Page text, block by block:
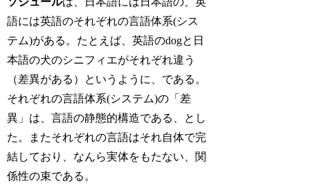
語には英語のそれぞれの言語体系(シス
テム)がある。たとえば、英語のdogと日
本語の犬のシニフィエがそれぞれ違う
（差異がある）というように、である。
それぞれの言語体系(システム)の「差
異」は、言語の静態的構造である、とし
た。またそれぞれの言語はそれ自体で完
結しており、なんら実体をもたない、関
係性の束である。